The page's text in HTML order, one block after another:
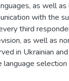
as well
with the
third
as well as
in Ukrainian